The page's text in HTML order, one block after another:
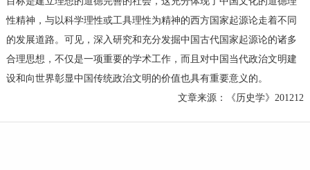
性精神，与以科学理性或工具理性为精神的西方国家起源论走着不同
的发展道路。可见，深入研究和充分发掘中国古代国家起源论的诸多
合理思想，不仅是一项重要的学术工作，而且对中国当代政治文明建
设和向世界彰显中国传统政治文明的价值也具有重要意义的。
文章来源：《历史学》201212